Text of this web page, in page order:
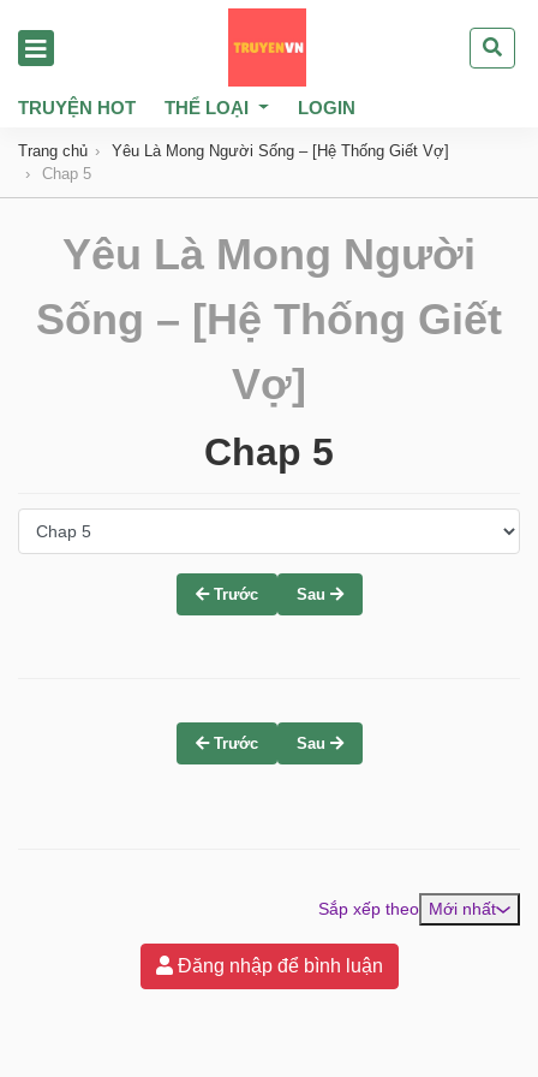
TRUYỆN HOT THỂ LOẠI LOGIN
Trang chủ
Yêu Là Mong Người Sống – [Hệ Thống Giết Vợ]
Chap 5
Yêu Là Mong Người
Sống – [Hệ Thống Giết
Vợ]
Chap 5
Trước Sau
Trước Sau
Sắp xếp theo Mới nhất
Đăng nhập để bình luận